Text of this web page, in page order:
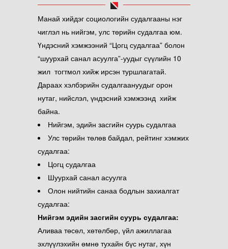
Манай хийдэг социологийн судалгааны нэг
чиглэл нь нийгэм, улс төрийн судалгаа юм.
Үндэсний хэмжээний “Цогц судалгаа” болон
“шуурхай санал асуулга”-уудыг сүүлийн 10
жил тогтмол хийж ирсэн туршлагатай.
Дараах хэлбэрийн судалгаануудыг орон
нутаг, нийслэл, үндэсний хэмжээнд хийж
байна.
Нийгэм, эдийн засгийн суурь судалгаа
Улс төрийн төлөв байдал, рейтинг хэмжих
судалгаа:
Цогц судалгаа
Шуурхай санал асуулга
Олон нийтийн санаа бодлын захиалгат
судалгаа:
Нийгэм эдийн засгийн суурь судалгаа:
Аливаа төсөл, хөтөлбөр, үйл ажиллагаа
эхлүүлэхийн өмнө тухайн бүс нутаг, хүн